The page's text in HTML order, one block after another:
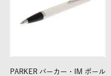
PARKER パーカー・IM ボール